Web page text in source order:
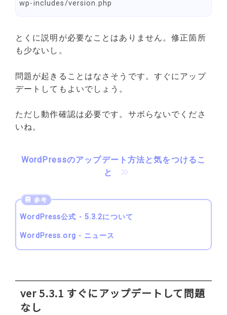
wp-includes/version.php
とくに説明が必要なことはありません。修正箇所
も少ないし。
問題が起きることはなさそうです。すぐにアップ
デートしてもよいでしょう。
ただし動作確認は必要です。サボらないでくださ
いね。
WordPressのアップデート方法と気をつけるこ
と
WordPress公式 - 5.3.2について
WordPress.org - ニュース
ver 5.3.1 すぐにアップデートして問題
なし